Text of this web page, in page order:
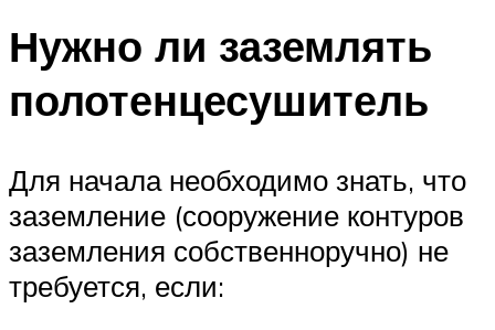
Нужно ли заземлять
полотенцесушитель
Для начала необходимо знать, что
заземление (сооружение контуров
заземления собственноручно) не
требуется, если: